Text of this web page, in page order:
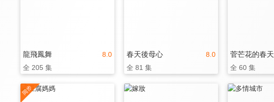
8.0
龍飛鳳舞
全 205 集
8.0
春天後母心
全 81 集
菅芒花的春天
全 60 集